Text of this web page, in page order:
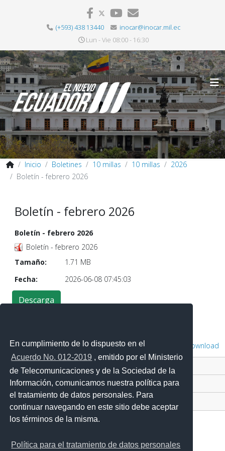
En cumplimiento de lo dispuesto en el
Acuerdo No. 012-2019 , emitido por el Ministerio
de Telecomunicaciones y de la Sociedad de la
Información, comunicamos nuestra política para
el tratamiento de datos personales. Para
continuar navegando en este sitio debe aceptar
los términos de la misma.
Política para el tratamiento de datos personales
(+593) 438 13440
inocar@inocar.mil.ec
Lun - Vie 08:00 - 16:30
Inicio Boletines 10 millas 10 millas
2026
Boletín - febrero 2026
Boletín - febrero 2026
Boletín - febrero 2026
Boletín - febrero 2026
Tamaño:
1.71 MB
Fecha:
2026-06-08 07:45:03
Powered by Phoca Download
Contacto Ciudadano Digital
Portal Trámites Ciudadanos
Sistema Nacional de Información (SNI)